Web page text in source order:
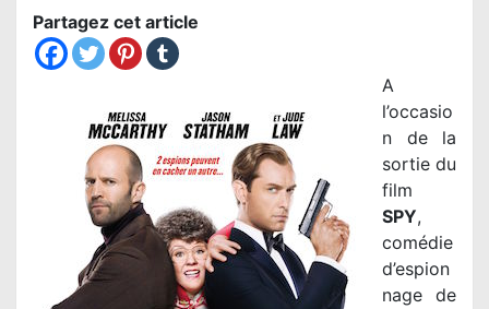
Partagez cet article
A
l’occasio
n de la
sortie du
film
SPY,
comédie
d’espion
nage de